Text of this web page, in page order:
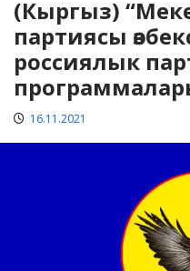
(Кыргыз)
партиясы
россиялык
16.11.2021